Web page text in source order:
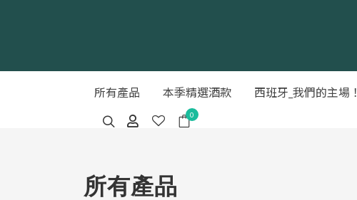
0
所有產品 本季精選酒款 西班牙_我們的主場！
所有產品